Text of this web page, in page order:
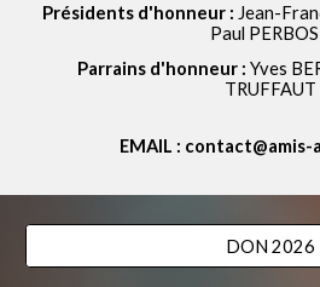
Présidents d'honneur : Jean-
Paul
Parrains d'honneur : Yves
TRUFFAUT
EMAIL :
DON 2026